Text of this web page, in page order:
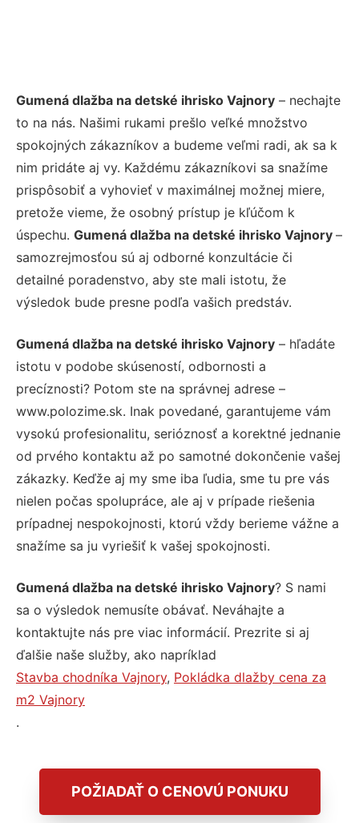
Gumená dlažba na detské ihrisko Vajnory – nechajte
to na nás. Našimi rukami prešlo veľké množstvo
spokojných zákazníkov a budeme veľmi radi, ak sa k
nim pridáte aj vy. Každému zákazníkovi sa snažíme
prispôsobiť a vyhovieť v maximálnej možnej miere,
pretože vieme, že osobný prístup je kľúčom k
úspechu. Gumená dlažba na detské ihrisko Vajnory –
samozrejmosťou sú aj odborné konzultácie či
detailné poradenstvo, aby ste mali istotu, že
výsledok bude presne podľa vašich predstáv.
Gumená dlažba na detské ihrisko Vajnory – hľadáte
istotu v podobe skúseností, odbornosti a
precíznosti? Potom ste na správnej adrese –
www.polozime.sk. Inak povedané, garantujeme vám
vysokú profesionalitu, serióznosť a korektné jednanie
od prvého kontaktu až po samotné dokončenie vašej
zákazky. Keďže aj my sme iba ľudia, sme tu pre vás
nielen počas spolupráce, ale aj v prípade riešenia
prípadnej nespokojnosti, ktorú vždy berieme vážne a
snažíme sa ju vyriešiť k vašej spokojnosti.
Gumená dlažba na detské ihrisko Vajnory? S nami
sa o výsledok nemusíte obávať. Neváhajte a
kontaktujte nás pre viac informácií. Prezrite si aj
ďalšie naše služby, ako napríklad
Stavba chodníka Vajnory, Pokládka dlažby cena za
m2 Vajnory
.
POŽIADAŤ O CENOVÚ PONUKU